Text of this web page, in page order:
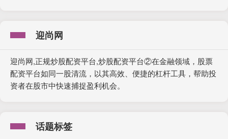
迎尚网
迎尚网,正规炒股配资平台,炒股配资平台②在金融领域，股票
配资平台如同一股清流，以其高效、便捷的杠杆工具，帮助投
资者在股市中快速捕捉盈利机会。
话题标签